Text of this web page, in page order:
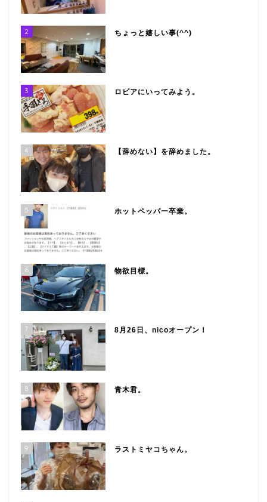
2 ちょっと嬉しい事(^^)
3 ロピアにいってみよう。
4 【辞めない】を辞めました。
5 ホットペッパー卒業。
6 物欲目標。
7 8月26日、nicoオープン！
8 青木君。
9 ラストミヤコちゃん。